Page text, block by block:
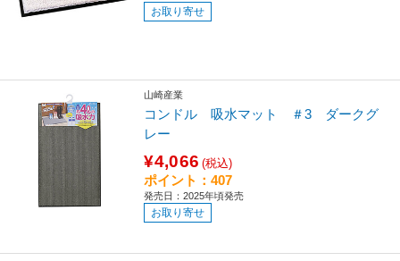
お取り寄せ
山崎産業
コンドル 吸水マット ＃3 ダークグ
レー
¥4,066 (税込)
ポイント：407
発売日：2025年頃発売
お取り寄せ